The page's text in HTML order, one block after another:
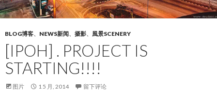
BLOG博客、 NEWS新闻、 摄影、 風景SCENERY
[IPOH] . PROJECT IS
STARTING!!!!
图片 1 5 月, 2014 留下评论